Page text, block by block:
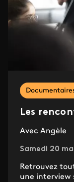
Les
Avec Angèle
Samedi 20
Retrouvez
une interview